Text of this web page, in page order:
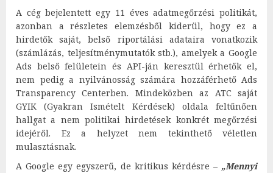
A cég bejelentett egy 11 éves adatmegőrzési politikát,
azonban a részletes elemzésből kiderül, hogy ez a
hirdetők saját, belső riportálási adataira vonatkozik
(számlázás, teljesítménymutatók stb.), amelyek a Google
Ads belső felületein és API-ján keresztül érhetők el,
nem pedig a nyilvánosság számára hozzáférhető Ads
Transparency Centerben. Mindeközben az ATC saját
GYIK (Gyakran Ismételt Kérdések) oldala feltűnően
hallgat a nem politikai hirdetések konkrét megőrzési
idejéről. Ez a helyzet nem tekinthető véletlen
mulasztásnak.
A Google egy egyszerű, de kritikus kérdésre – „Mennyi